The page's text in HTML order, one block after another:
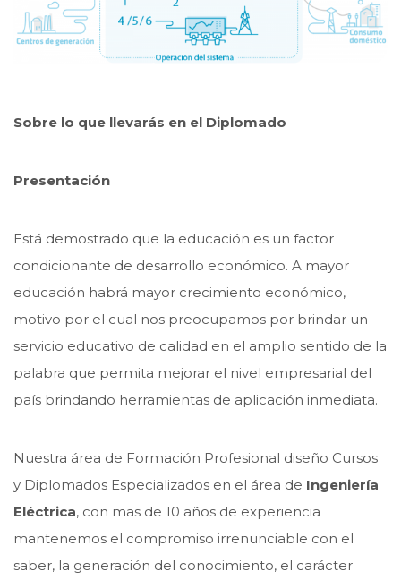
Sobre lo que llevarás en el Diplomado
Presentación
Está demostrado que la educación es un factor
condicionante de desarrollo económico. A mayor
educación habrá mayor crecimiento económico,
motivo por el cual nos preocupamos por brindar un
servicio educativo de calidad en el amplio sentido de la
palabra que permita mejorar el nivel empresarial del
país brindando herramientas de aplicación inmediata.
Nuestra área de Formación Profesional diseño Cursos
y Diplomados Especializados en el área de Ingeniería
Eléctrica, con mas de 10 años de experiencia
mantenemos el compromiso irrenunciable con el
saber, la generación del conocimiento, el carácter